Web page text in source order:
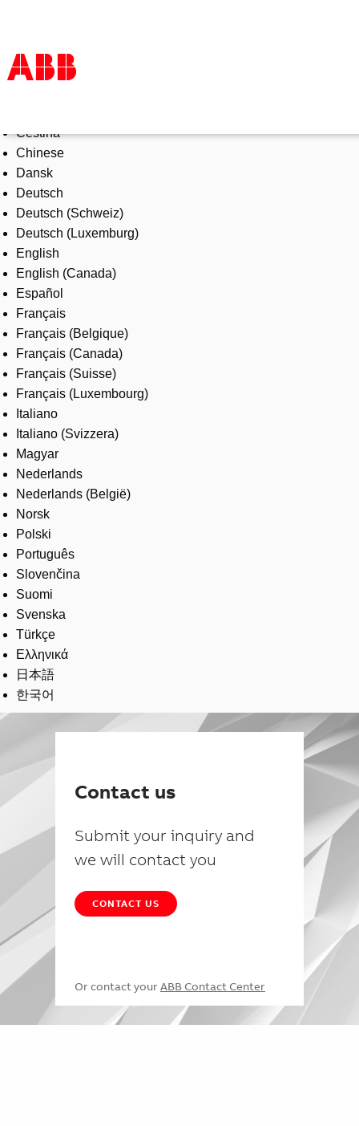
Products & Solutions
Industries
Services
About us
Where to buy
Contact us
Careers
Čeština
Chinese
Dansk
Deutsch
Deutsch (Schweiz)
Deutsch (Luxemburg)
English
English (Canada)
Español
Français
Français (Belgique)
Français (Canada)
Français (Suisse)
Français (Luxembourg)
Italiano
Italiano (Svizzera)
Magyar
Nederlands
Nederlands (België)
Norsk
Polski
Português
Slovenčina
Suomi
Svenska
Türkçe
Ελληνικά
日本語
한국어
Contact us
Submit your inquiry and
we will contact you
CONTACT US
Or contact your ABB Contact Center